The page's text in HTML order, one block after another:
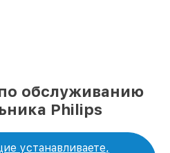
обслуживанию
Philips
устанавливаете,